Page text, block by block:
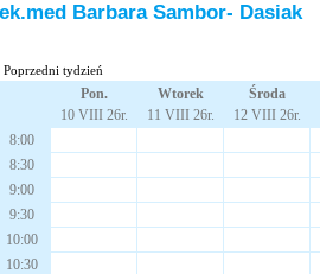
Barbara Sambor- Dasiak
Poprzedni tydzień
Pon.
10 VIII 26r.
Wtorek
11 VIII 26r.
Środa
12 VIII 26r.
8:00
8:30
9:00
9:30
10:00
10:30